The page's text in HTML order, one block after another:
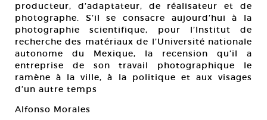
producteur, d’adaptateur, de réalisateur et de
photographe. S’il se consacre aujourd’hui à la
photographie scientifique, pour l’Institut de
recherche des matériaux de l’Université nationale
autonome du Mexique, la recension qu’il a
entreprise de son travail photographique le
ramène à la ville, à la politique et aux visages
d’un autre temps
Alfonso Morales